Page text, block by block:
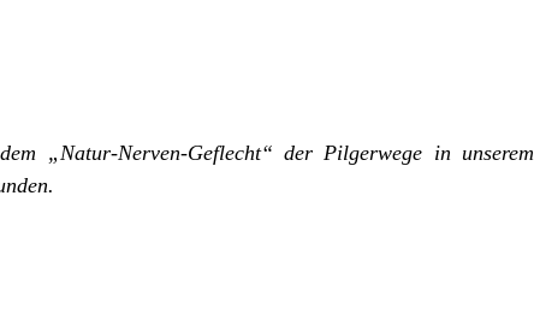
„Natur-Nerven-Geflecht“ der Pilgerwege in unserem